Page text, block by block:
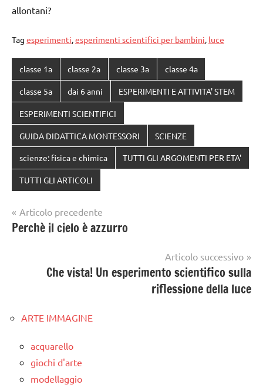
allontani?
Tag esperimenti,esperimenti scientifici per bambini, luce
classe 1a classe 2a classe 3a classe 4a
classe 5a dai 6 anni ESPERIMENTI E ATTIVITA' STEM
ESPERIMENTI SCIENTIFICI
GUIDA DIDATTICA MONTESSORI SCIENZE
scienze: fisica e chimica TUTTI GLI ARGOMENTI PER ETA'
TUTTI GLI ARTICOLI
Navigazione
articoli
Articolo precedente
Perchè il cielo è azzurro
Articolo successivo
Che vista! Un esperimento scientifico sulla
riflessione della luce
ARTE IMMAGINE
acquarello
giochi d'arte
modellaggio